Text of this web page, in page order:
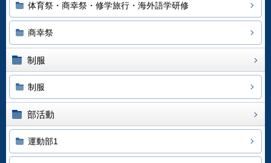
体育祭・商幸祭・修学旅行・海外語学研修
商幸祭
制服
制服
部活動
運動部1